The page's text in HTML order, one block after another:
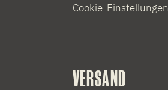
Cookie-Einstellungen
VERSAND